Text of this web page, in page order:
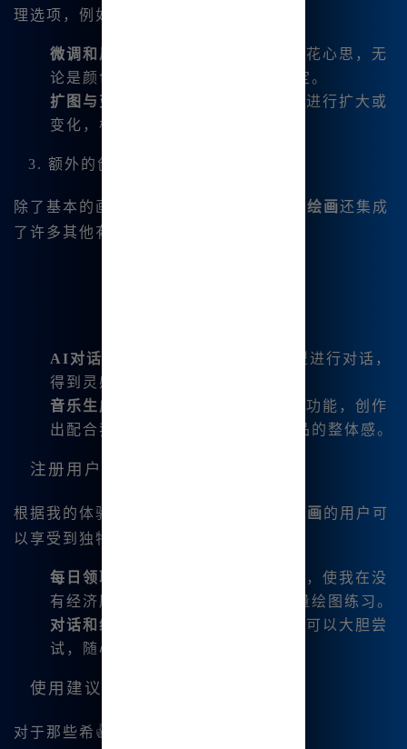
理选项，例如：
微调和局部重绘
: 让我在细节上也能花心思，无
论是颜色丶局部修改都可以轻松搞定。
扩图与变幻功能
: 图像可以根据需求进行扩大或
变化，极大地满足了我的创意需求。
3. 额外的创作工具
除了基本的画图功能， Midjourney 中文绘画还集成
了许多其他有趣的创作工具：
AI对话
: 困惑时，我可以与内置模型进行对话，
得到灵感或解决创作上的瓶颈。
音乐生成
: 我还通过网站的音乐生成功能，创作
出配合我的插画的音乐，提升了作品的整体感。
注册用户的特别福利
根据我的体验，注册 Midjourney 中文绘画的用户可
以享受到独特的福利，比如：
每日领取积分
: 免费赠送的积分系统，使我在没
有经济压力的情况下，能够进行大量绘图练习。
对话和绘图的无限使用权限
: 这让我可以大胆尝
试，随心所欲地进行创作。
使用建议
对于那些希👍望快速提升绘画技能的人，